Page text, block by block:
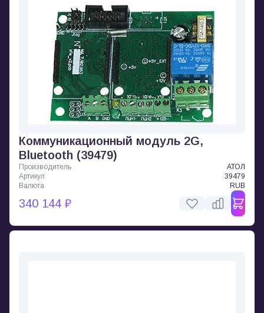
Коммуникационный модуль 2G,
Bluetooth (39479)
Производитель
АТОЛ
Артикул
39479
Валюта
RUB
340 144 ₽